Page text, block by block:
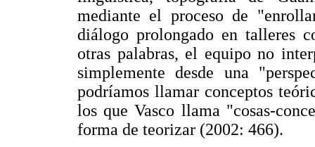
mediante el proceso de
diálogo prolongado en talleres
otras palabras, el equipo no
simplemente desde una
podríamos llamar conceptos
los que Vasco llama "cosas-
forma de teorizar (2002: 466).